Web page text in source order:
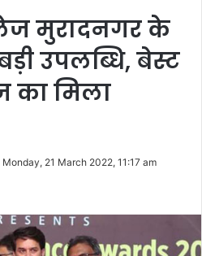
मुरादनगर के
उपलब्धि, बेस्ट
का मिला
Monday, 21 March 2022, 11:17 am